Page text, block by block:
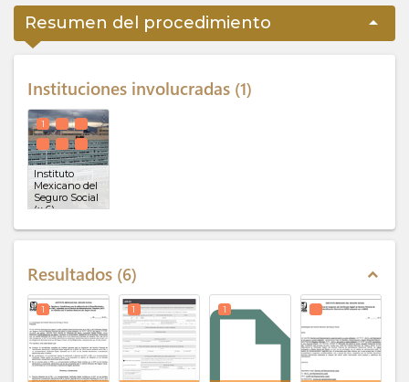
arrow_drop_up
Resumen del procedimiento
Instituciones involucradas 1
Instituto
Mexicano del
Seguro Social
(x 6)
1
Resultados 6 expand_less
1 1 1